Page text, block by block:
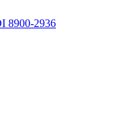
8900-2936